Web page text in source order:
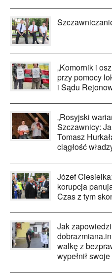
„Komornik i
przy pomocy
i Sądu
„Rosyjski
Szczawnicy:
Tomasz
ciągłość
Józef
korupcja
Czas z tym
Jak
walkę z
wypełnił